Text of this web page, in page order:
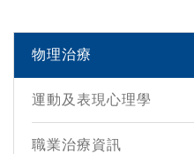
物理治療
運動及表現心理學
職業治療資訊